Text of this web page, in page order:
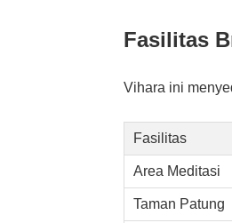
Fasilitas
Vihara ini
Fasilitas
Area Meditasi
Taman Patung